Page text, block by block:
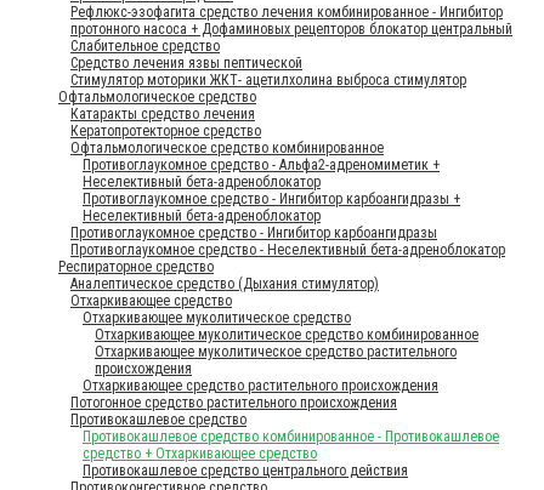
Рефлюкс-эзофагита средство лечения комбинированное - Ингибитор
протонного насоса + Дофаминовых рецепторов блокатор центральный
Слабительное средство
Средство лечения язвы пептической
Стимулятор моторики ЖКТ- ацетилхолина выброса стимулятор
Офтальмологическое средство
Катаракты средство лечения
Кератопротекторное средство
Офтальмологическое средство комбинированное
Противоглаукомное средство - Альфа2-адреномиметик +
Неселективный бета-адреноблокатор
Противоглаукомное средство - Ингибитор карбоангидразы +
Неселективный бета-адреноблокатор
Противоглаукомное средство - Ингибитор карбоангидразы
Противоглаукомное средство - Неселективный бета-адреноблокатор
Респираторное средство
Аналептическое средство (Дыхания стимулятор)
Отхаркивающее средство
Отхаркивающее муколитическое средство
Отхаркивающее муколитическое средство комбинированное
Отхаркивающее муколитическое средство растительного
происхождения
Отхаркивающее средство растительного происхождения
Потогонное средство растительного происхождения
Противокашлевое средство
Противокашлевое средство комбинированное - Противокашлевое
средство + Отхаркивающее средство
Противокашлевое средство центрального действия